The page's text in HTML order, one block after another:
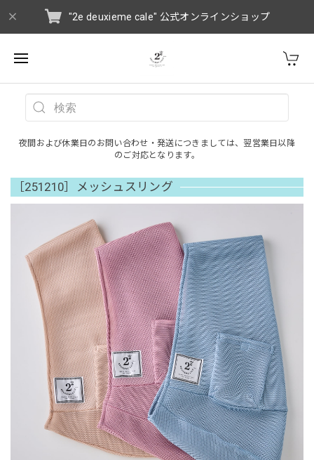
"2e deuxieme cale" 公式オンラインショップ
夜間および休業日のお問い合わせ・発送につきましては、翌営業日以降
のご対応となります。
［251210］メッシュスリング